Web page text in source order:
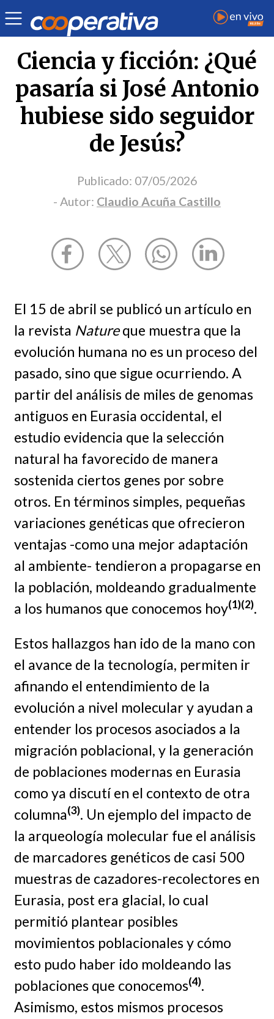
Opinión | Claudio Acuña Castillo
Ciencia y ficción: ¿Qué
pasaría si José Antonio
hubiese sido seguidor
de Jesús?
Publicado: 07/05/2026
- Autor: Claudio Acuña Castillo
El 15 de abril se publicó un artículo en
la revista Natureque muestra que la
evolución humana no es un proceso del
pasado, sino que sigue ocurriendo. A
partir del análisis de miles de genomas
antiguos en Eurasia occidental, el
estudio evidencia que la selección
natural ha favorecido de manera
sostenida ciertos genes por sobre
otros. En términos simples, pequeñas
variaciones genéticas que ofrecieron
ventajas -como una mejor adaptación
al ambiente- tendieron a propagarse en
la población, moldeando gradualmente
a los humanos que conocemos hoy(1)(2).
Estos hallazgos han ido de la mano con
el avance de la tecnología, permiten ir
afinando el entendimiento de la
evolución a nivel molecular y ayudan a
entender los procesos asociados a la
migración poblacional, y la generación
de poblaciones modernas en Eurasia
como ya discutí en el contexto de otra
columna(3). Un ejemplo del impacto de
la arqueología molecular fue el análisis
de marcadores genéticos de casi 500
muestras de cazadores-recolectores en
Eurasia, post era glacial, lo cual
permitió plantear posibles
movimientos poblacionales y cómo
esto pudo haber ido moldeando las
poblaciones que conocemos(4).
Asimismo, estos mismos procesos